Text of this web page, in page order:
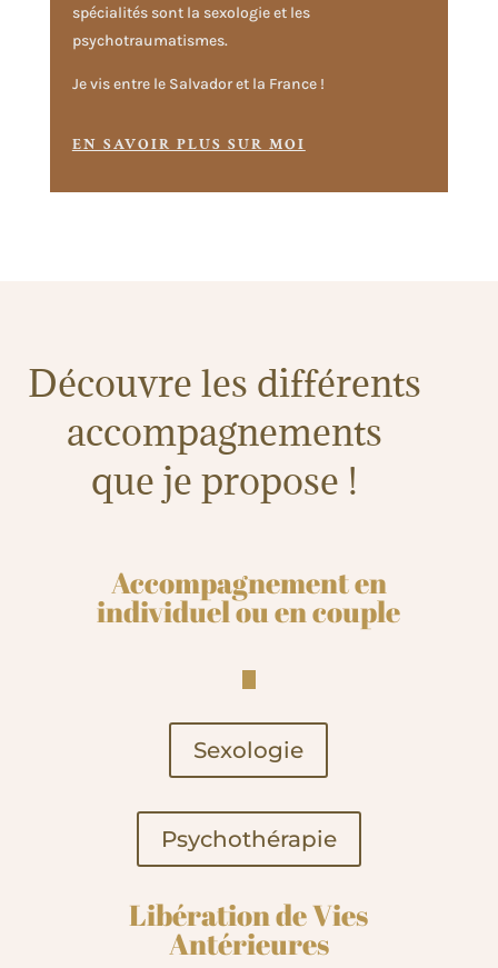
spécialités sont la sexologie et les
psychotraumatismes.
Je vis entre le Salvador et la France !
EN SAVOIR PLUS SUR MOI
Découvre les différents
accompagnements
que je propose !
Accompagnement en
individuel ou en couple
Sexologie
Psychothérapie
Libération de Vies
Antérieures